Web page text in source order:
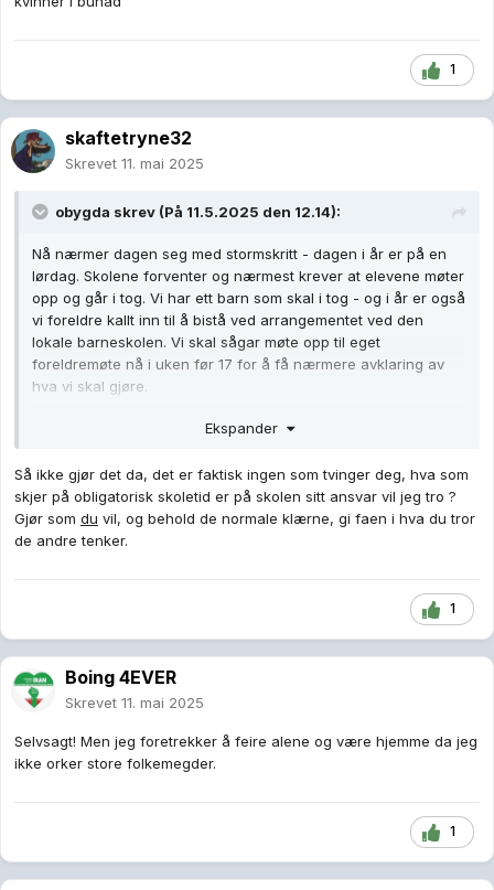
1
skaftetryne32
Skrevet 11. mai 2025
obygda skrev (På 11.5.2025 den 12.14):
Nå nærmer dagen seg med stormskritt - dagen i år er på en
lørdag. Skolene forventer og nærmest krever at elevene møter
opp og går i tog. Vi har ett barn som skal i tog - og i år er også
vi foreldre kallt inn til å bistå ved arrangementet ved den
lokale barneskolen. Vi skal sågar møte opp til eget
foreldremøte nå i uken før 17 for å få nærmere avklaring av
hva vi skal gjøre.
Jeg må innrømme at jeg aldri har likt dagen. Jeg må gå i dress
ikke liker. Og det spilles korpsmusikk - hvilket jeg blir regelrett
kvalm av. I det hele tatt - det er ingenting ved denne dagen jeg
liker - det derimot omtrent alt med dagen jeg misliker.
Når barnetoget er ferdig er det hjem til familieselskap - svigers
ikke spise den maten uten at jeg får store problemer med
magen heller - så det blir nok til at jeg spiser knekkebrød
mens jeg må stå for grillingen.
Drikke blir saft for egen del - brus klarer jeg ikke - og alkhol
har jeg aldri rørt da det smaker pyton. Og når det kommer til
hva skal man egentlig glede seg til? Og nei - vårt barn gleder
seg heller ikke - ligner vel litt på faren der. Is - nei det vil
akkurat som faren. Mor er opptatt av at vi skal vise frem vår
beste side - men hun er heller ikke så glad i dagen. Hun synes
Ekspander
Så ikke gjør det da, det er faktisk ingen som tvinger deg, hva som
skjer på obligatorisk skoletid er på skolen sitt ansvar vil jeg tro ?
Gjør som du vil, og behold de normale klærne, gi faen i hva du tror
de andre tenker.
1
Boing 4EVER
Skrevet 11. mai 2025
Selvsagt! Men jeg foretrekker å feire alene og være hjemme da jeg
ikke orker store folkemegder.
1